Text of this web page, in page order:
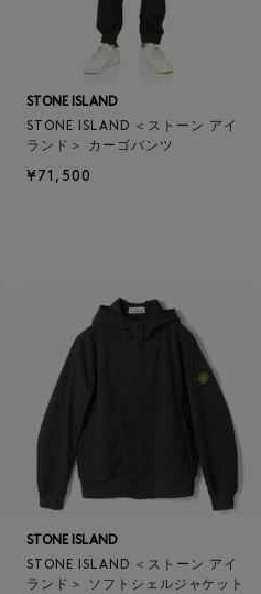
STONE ISLAND
STONE ISLAND ＜ストーン アイ
ランド＞ カーゴパンツ
¥71,500
STONE ISLAND
STONE ISLAND ＜ストーン アイ
ランド＞ ソフトシェルジャケット